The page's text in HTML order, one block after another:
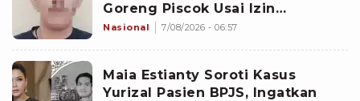
Goreng Piscok Usai Izin
Interview di Mal
Nasional 7/08/2026 - 06:57
Maia Estianty Soroti Kasus
Yurizal Pasien BPJS, Ingatkan